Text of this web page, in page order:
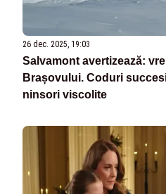
26 dec. 2025, 19:03
Salvamont avertizează:
Brașovului. Coduri
ninsori viscolite